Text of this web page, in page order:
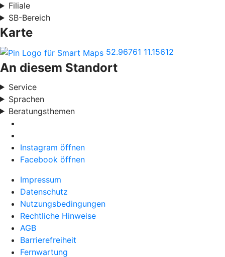
Filiale
SB-Bereich
Karte
52.96761 11.15612
An diesem Standort
Service
Sprachen
Beratungsthemen
Instagram öffnen
Facebook öffnen
Impressum
Datenschutz
Nutzungsbedingungen
Rechtliche Hinweise
AGB
Barrierefreiheit
Fernwartung